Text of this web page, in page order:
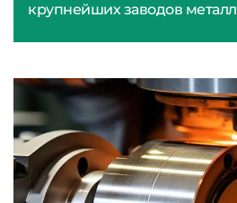
крупнейших заводов